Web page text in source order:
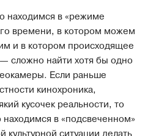
находимся в «режиме
времени, в котором можем
и в котором происходящее
сложно найти хотя бы одно
Если раньше
кинохроника,
кусочек реальности, то
в «подсвеченном»